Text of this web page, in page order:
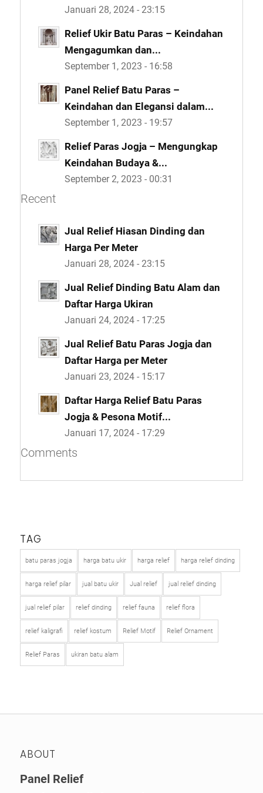
Januari 28, 2024 - 23:15
Relief Ukir Batu Paras – Keindahan
Mengagumkan dan...
September 1, 2023 - 16:58
Panel Relief Batu Paras –
Keindahan dan Elegansi dalam...
September 1, 2023 - 19:57
Relief Paras Jogja – Mengungkap
Keindahan Budaya &...
September 2, 2023 - 00:31
Recent
Jual Relief Hiasan Dinding dan
Harga Per Meter
Januari 28, 2024 - 23:15
Jual Relief Dinding Batu Alam dan
Daftar Harga Ukiran
Januari 24, 2024 - 17:25
Jual Relief Batu Paras Jogja dan
Daftar Harga per Meter
Januari 23, 2024 - 15:17
Daftar Harga Relief Batu Paras
Jogja & Pesona Motif...
Januari 17, 2024 - 17:29
Comments
TAG
batu paras jogja harga batu ukir harga relief harga relief dinding
harga relief pilar jual batu ukir Jual relief jual relief dinding
jual relief pilar relief dinding relief fauna relief flora
relief kaligrafi relief kostum Relief Motif Relief Ornament
Relief Paras ukiran batu alam
ABOUT
Panel Relief